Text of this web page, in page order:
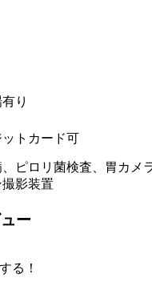
り
ットカード可
、ピロリ菌検査、胃カメ
撮影装置
ー
る！